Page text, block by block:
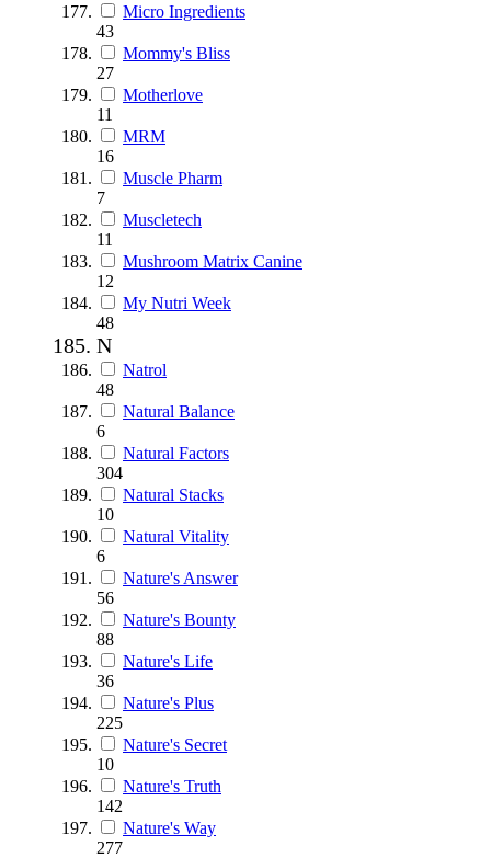
Micro Ingredients
43
Mommy's Bliss
27
Motherlove
11
MRM
16
Muscle Pharm
7
Muscletech
11
Mushroom Matrix Canine
12
My Nutri Week
48
N
Natrol
48
Natural Balance
6
Natural Factors
304
Natural Stacks
10
Natural Vitality
6
Nature's Answer
56
Nature's Bounty
88
Nature's Life
36
Nature's Plus
225
Nature's Secret
10
Nature's Truth
142
Nature's Way
277